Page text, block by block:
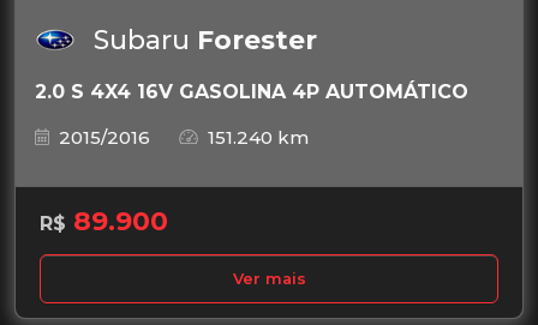
Subaru Forester
2.0 S 4X4 16V GASOLINA 4P AUTOMÁTICO
2015/2016
151.240 km
R$ 89.900
Ver mais